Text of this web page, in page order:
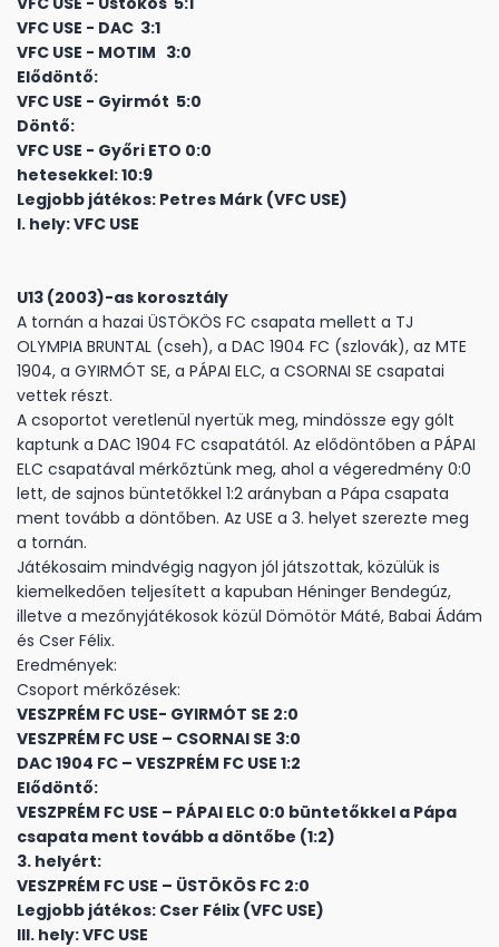
VFC USE - DAC 3:1
VFC USE - MOTIM 3:0
Elődöntő:
VFC USE - Gyirmót 5:0
Döntő:
VFC USE - Győri ETO 0:0
hetesekkel: 10:9
Legjobb játékos: Petres Márk (VFC USE)
I. hely: VFC USE
U13 (2003)-as korosztály
A tornán a hazai ÜSTÖKÖS FC csapata mellett a TJ
OLYMPIA BRUNTAL (cseh), a DAC 1904 FC (szlovák), az MTE
1904, a GYIRMÓT SE, a PÁPAI ELC, a CSORNAI SE csapatai
vettek részt.
A csoportot veretlenül nyertük meg, mindössze egy gólt
kaptunk a DAC 1904 FC csapatától. Az elődöntőben a PÁPAI
ELC csapatával mérkőztünk meg, ahol a végeredmény 0:0
lett, de sajnos büntetőkkel 1:2 arányban a Pápa csapata
ment tovább a döntőben. Az USE a 3. helyet szerezte meg
a tornán.
Játékosaim mindvégig nagyon jól játszottak, közülük is
kiemelkedően teljesített a kapuban Héninger Bendegúz,
illetve a mezőnyjátékosok közül Dömötör Máté, Babai Ádám
és Cser Félix.
Eredmények:
Csoport mérkőzések:
VESZPRÉM FC USE- GYIRMÓT SE 2:0
VESZPRÉM FC USE – CSORNAI SE 3:0
DAC 1904 FC – VESZPRÉM FC USE 1:2
Elődöntő:
VESZPRÉM FC USE – PÁPAI ELC 0:0 büntetőkkel a Pápa
csapata ment tovább a döntőbe (1:2)
3. helyért:
VESZPRÉM FC USE – ÜSTÖKÖS FC 2:0
Legjobb játékos: Cser Félix (VFC USE)
III. hely: VFC USE